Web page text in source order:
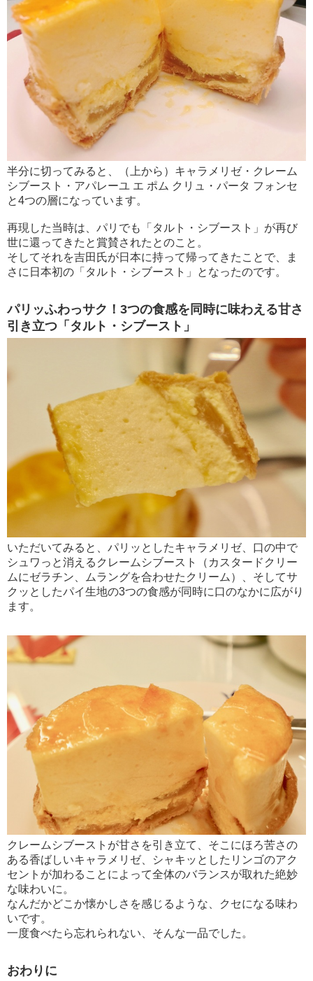
半分に切ってみると、（上から）キャラメリゼ・クレーム
シブースト・アパレーユ エ ポム クリュ・パータ フォンセ
と4つの層になっています。
再現した当時は、パリでも「タルト・シブースト」が再び
世に還ってきたと賞賛されたとのこと。
そしてそれを吉田氏が日本に持って帰ってきたことで、ま
さに日本初の「タルト・シブースト」となったのです。
パリッふわっサク！3つの食感を同時に味わえる甘さ
引き立つ「タルト・シブースト」
いただいてみると、パリッとしたキャラメリゼ、口の中で
シュワっと消えるクレームシブースト（カスタードクリー
ムにゼラチン、ムラングを合わせたクリーム）、そしてサ
クッとしたパイ生地の3つの食感が同時に口のなかに広がり
ます。
クレームシブーストが甘さを引き立て、そこにほろ苦さの
ある香ばしいキャラメリゼ、シャキッとしたリンゴのアク
セントが加わることによって全体のバランスが取れた絶妙
な味わいに。
なんだかどこか懐かしさを感じるような、クセになる味わ
いです。
一度食べたら忘れられない、そんな一品でした。
おわりに